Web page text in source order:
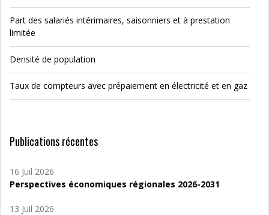
Part des salariés intérimaires, saisonniers et à prestation
limitée
Densité de population
Taux de compteurs avec prépaiement en électricité et en gaz
Publications récentes
16 Juil 2026
Perspectives économiques régionales 2026-2031
13 Juil 2026